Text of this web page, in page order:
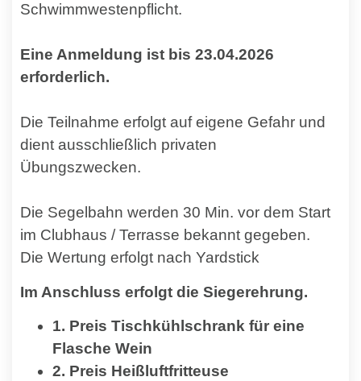
Schwimmwestenpflicht.
Eine Anmeldung ist bis 23.04.2026
erforderlich.
Die Teilnahme erfolgt auf eigene Gefahr und
dient ausschließlich privaten
Übungszwecken.
Die Segelbahn werden 30 Min. vor dem Start
im Clubhaus / Terrasse bekannt gegeben.
Die Wertung erfolgt nach Yardstick
Im Anschluss erfolgt die Siegerehrung.
1. Preis Tischkühlschrank für eine
Flasche Wein
2. Preis Heißluftfritteuse